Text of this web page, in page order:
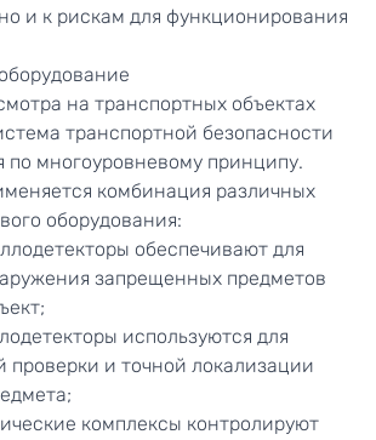
и к рискам для функционирования
на транспортных объектах
транспортной безопасности
по многоуровневому принципу.
комбинация различных
оборудования:
обеспечивают для
запрещенных предметов
используются для
проверки и точной локализации
комплексы контролируют